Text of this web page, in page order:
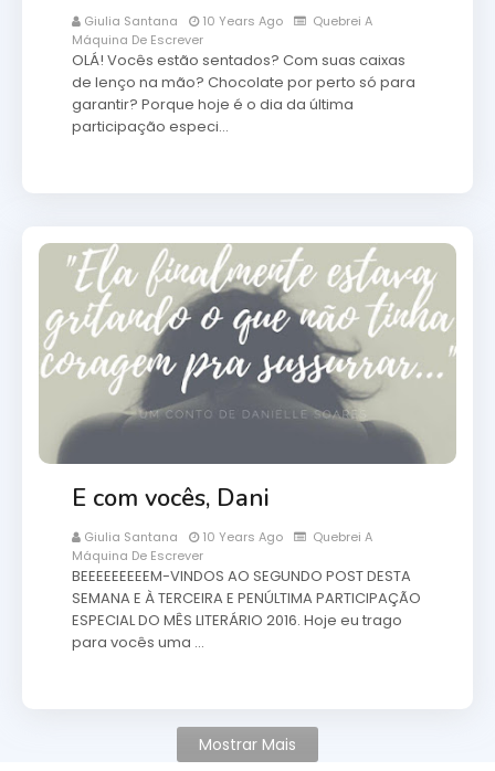
Giulia Santana 10 Years Ago
Quebrei A
Máquina De Escrever
OLÁ! Vocês estão sentados? Com suas caixas
de lenço na mão? Chocolate por perto só para
garantir? Porque hoje é o dia da última
participação especi…
E com vocês, Dani
Giulia Santana 10 Years Ago
Quebrei A
Máquina De Escrever
BEEEEEEEEEM-VINDOS AO SEGUNDO POST DESTA
SEMANA E À TERCEIRA E PENÚLTIMA PARTICIPAÇÃO
ESPECIAL DO MÊS LITERÁRIO 2016. Hoje eu trago
para vocês uma …
Mostrar Mais